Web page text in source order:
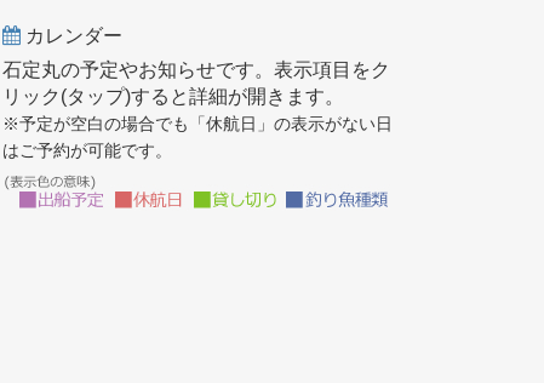
カレンダー
石定丸の予定やお知らせです。表示項目をク
リック(タップ)すると詳細が開きます。
※予定が空白の場合でも「休航日」の表示がない日
はご予約が可能です。